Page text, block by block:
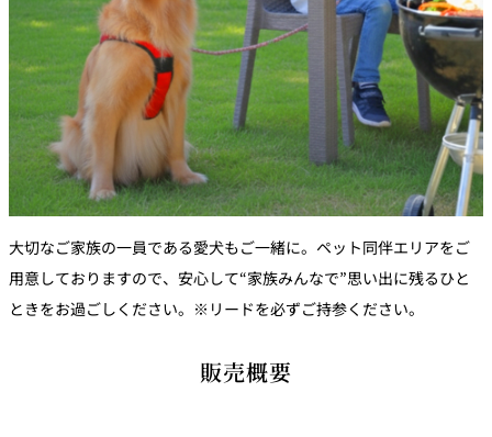
大切なご家族の一員である愛犬もご一緒に。ペット同伴エリアをご
用意しておりますので、安心して“家族みんなで”思い出に残るひと
ときをお過ごしください。※リードを必ずご持参ください。
販売概要